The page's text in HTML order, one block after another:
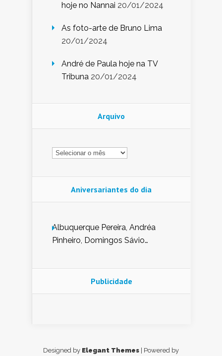
hoje no Nannai 20/01/2024
As foto-arte de Bruno Lima
20/01/2024
André de Paula hoje na TV
Tribuna 20/01/2024
Arquivo
Arquivo
Aniversariantes do dia
Albuquerque Pereira, Andréa
Pinheiro, Domingos Sávio
Nunes de Sena, Fátima Peixoto,
Glória Pereira, Kátia Mesel,
Publicidade
Designed by Elegant Themes | Powered by